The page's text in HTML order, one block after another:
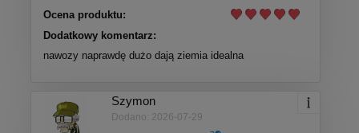
Ocena produktu:
Dodatkowy komentarz:
nawozy naprawdę dużo dają ziemia idealna
Szymon
Dodano: 2026-07-29